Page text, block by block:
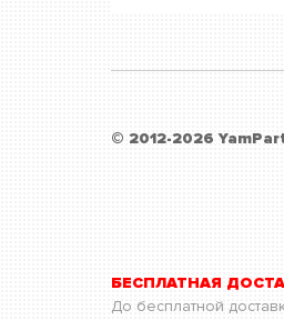
© 2012-2026
БЕСПЛАТНАЯ
До бесплатной